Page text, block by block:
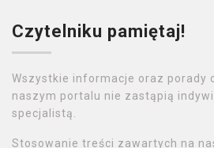
Czytelniku pamiętaj!
Wszystkie informacje oraz porady
naszym portalu nie zastąpią
specjalistą.
Stosowanie treści zawartych na